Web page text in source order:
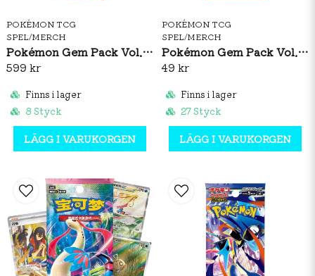
POKÉMON TCG
SPEL/MERCH
Pokémon Gem Pack Vol. 4 Booster Box (S-CH)
599 kr
Finns i lager
8 Styck
LÄGG I VARUKORGEN
POKÉMON TCG
SPEL/MERCH
Pokémon Gem Pack Vol. 4 Booster Pack (S-CH)
49 kr
Finns i lager
27 Styck
LÄGG I VARUKORGEN